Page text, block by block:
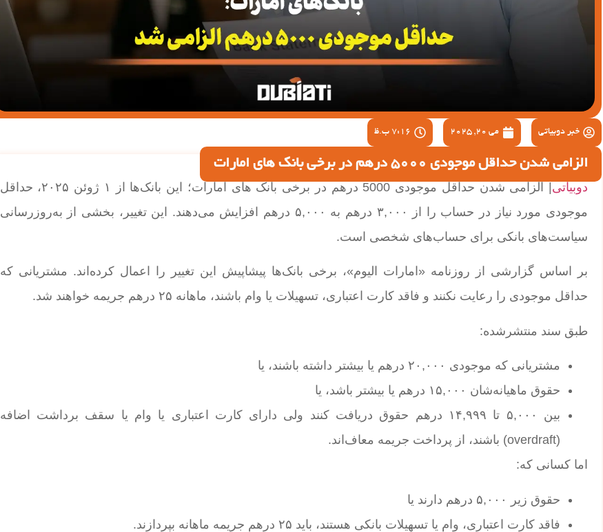
خبر دوبیاتی می 20, 2025 7:16 ب.ظ
الزامی شدن حداقل موجودی 5000 درهم در برخی بانک های امارات
دوبیاتی
| الزامی شدن حداقل موجودی 5000 درهم در برخی بانک های امارات؛ این بانک‌ها از ۱ ژوئن ۲۰۲۵، حداقل
موجودی مورد نیاز در حساب را از ۳,۰۰۰ درهم به ۵,۰۰۰ درهم افزایش می‌دهند. این تغییر، بخشی از به‌روزرسانی
سیاست‌های بانکی برای حساب‌های شخصی است.
بر اساس گزارشی از روزنامه «امارات الیوم»، برخی بانک‌ها پیشاپیش این تغییر را اعمال کرده‌اند. مشتریانی که
حداقل موجودی را رعایت نکنند و فاقد کارت اعتباری، تسهیلات یا وام باشند، ماهانه ۲۵ درهم جریمه خواهند شد.
طبق سند منتشرشده:
مشتریانی که موجودی ۲۰,۰۰۰ درهم یا بیشتر داشته باشند، یا
حقوق ماهیانه‌شان ۱۵,۰۰۰ درهم یا بیشتر باشد، یا
بین ۵,۰۰۰ تا ۱۴,۹۹۹ درهم حقوق دریافت کنند ولی دارای کارت اعتباری یا وام یا سقف برداشت اضافه
(overdraft) باشند، از پرداخت جریمه معاف‌اند.
اما کسانی که:
حقوق زیر ۵,۰۰۰ درهم دارند یا
فاقد کارت اعتباری، وام یا تسهیلات بانکی هستند، باید ۲۵ درهم جریمه ماهانه بپردازند.